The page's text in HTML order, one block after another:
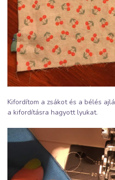
Kifordítom a zsákot és a bélés
a kifordításra hagyott lyukat.